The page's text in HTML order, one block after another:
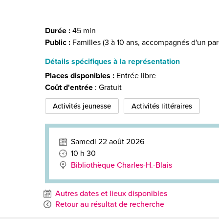
Durée :45 min
Public : Familles (3 à 10 ans, accompagnés d'un
Détails spécifiques à la représentation
Places disponibles : Entrée libre
Coût d'entrée : Gratuit
Activités jeunesse Activités littéraires
Samedi 22 août 2026
10 h 30
Bibliothèque Charles-H.-Blais
Autres dates et lieux disponibles
Retour au résultat de recherche